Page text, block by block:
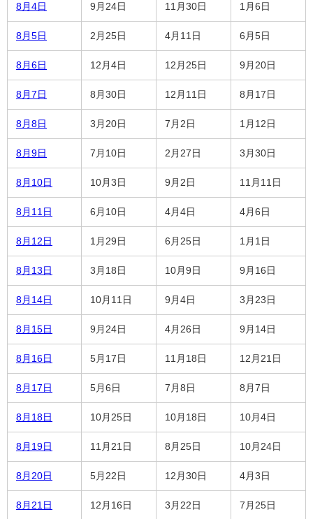
8月4日 9月24日 11月30日 1月6日
8月5日 2月25日 4月11日 6月5日
8月6日 12月4日 12月25日 9月20日
8月7日 8月30日 12月11日 8月17日
8月8日 3月20日 7月2日 1月12日
8月9日 7月10日 2月27日 3月30日
8月10日 10月3日 9月2日 11月11日
8月11日 6月10日 4月4日 4月6日
8月12日 1月29日 6月25日 1月1日
8月13日 3月18日 10月9日 9月16日
8月14日 10月11日 9月4日 3月23日
8月15日 9月24日 4月26日 9月14日
8月16日 5月17日 11月18日 12月21日
8月17日 5月6日 7月8日 8月7日
8月18日 10月25日 10月18日 10月4日
8月19日 11月21日 8月25日 10月24日
8月20日 5月22日 12月30日 4月3日
8月21日 12月16日 3月22日 7月25日